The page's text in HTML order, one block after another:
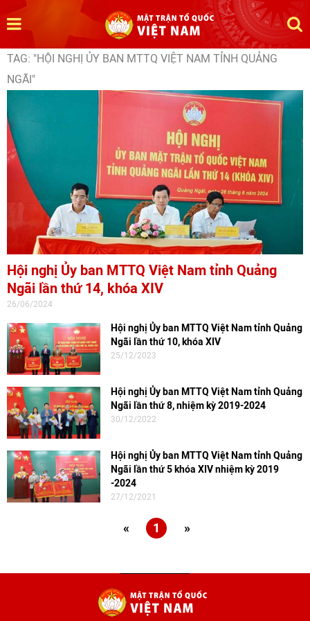
TAG: "HỘI NGHỊ ỦY BAN MTTQ VIỆT NAM TỈNH QUẢNG
NGÃI"
Hội nghị Ủy ban MTTQ Việt Nam tỉnh Quảng
Ngãi lần thứ 14, khóa XIV
26/06/2024
Hội nghị Ủy ban MTTQ Việt Nam tỉnh Quảng
Ngãi lần thứ 10, khóa XIV
25/12/2023
Hội nghị Ủy ban MTTQ Việt Nam tỉnh Quảng
Ngãi lần thứ 8, nhiệm kỳ 2019-2024
30/12/2022
Hội nghị Ủy ban MTTQ Việt Nam tỉnh Quảng
Ngãi lần thứ 5 khóa XIV nhiệm kỳ 2019
-2024
27/12/2021
« 1 »